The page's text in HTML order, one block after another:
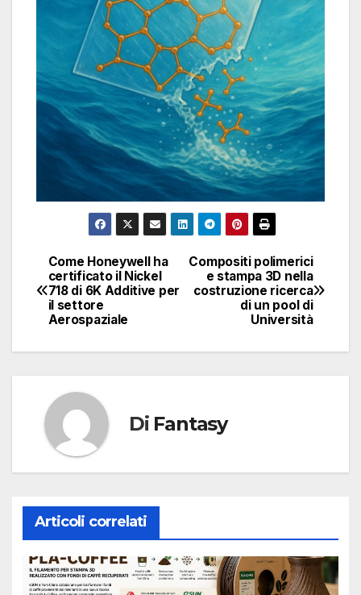
Navigazione
articoli
Compositi polimerici
e stampa 3D nella
costruzione ricerca
di un pool di
Università
Come Honeywell ha
certificato il Nickel
718 di 6K Additive per
il settore
Aerospaziale
Di Fantasy
Articoli correlati